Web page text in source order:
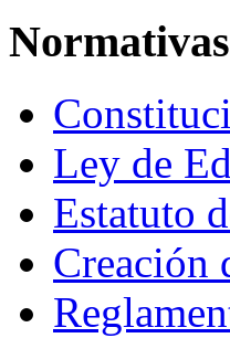
Normativas
Ley de
Estatuto
Creación